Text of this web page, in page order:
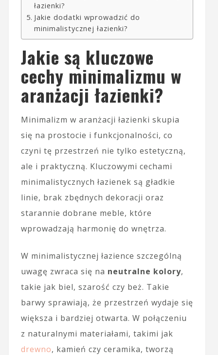
łazienki?
Jakie dodatki wprowadzić do
minimalistycznej łazienki?
Jakie są kluczowe
cechy minimalizmu w
aranżacji łazienki?
Minimalizm w aranżacji łazienki skupia
się na prostocie i funkcjonalności, co
czyni tę przestrzeń nie tylko estetyczną,
ale i praktyczną. Kluczowymi cechami
minimalistycznych łazienek są gładkie
linie, brak zbędnych dekoracji oraz
starannie dobrane meble, które
wprowadzają harmonię do wnętrza.
W minimalistycznej łazience szczególną
uwagę zwraca się na neutralne kolory,
takie jak biel, szarość czy beż. Takie
barwy sprawiają, że przestrzeń wydaje się
większa i bardziej otwarta. W połączeniu
z naturalnymi materiałami, takimi jak
drewno, kamień czy ceramika, tworzą